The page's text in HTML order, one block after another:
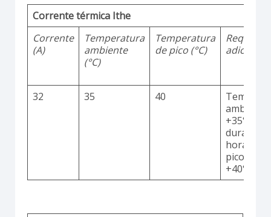
Corrente térmica Ithe
Corrente
(A)
Temperatura
ambiente
(°C)
Temperatura
de pico (°C)
adicionais
32 35 40
ambiente
+35°C
durante
horas
picos até
+40°C